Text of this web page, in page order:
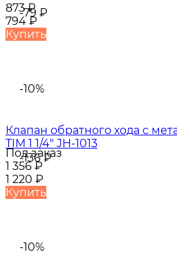
-79 ₽
873₽
794₽
Купить
-10%
-136₽
Клапан обратного хода с
TIM 1 1/4" JH-1013
Под заказ
1 356₽
1 220 ₽
Купить
-10%